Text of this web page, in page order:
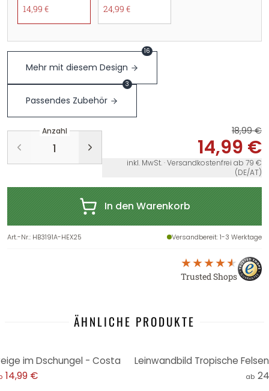
14,99 € 24,99 €
Mehr mit diesem Design
16
Passendes Zubehör
3
Anzahl 18,99 €
14,99 €
inkl. MwSt. · Versandkostenfrei ab 79 €
(DE/AT)
In den Warenkorb
Art.-Nr.: HB3191A-HEX25 Versandbereit: 1-3 Werktage
Trusted Shops
ÄHNLICHE PRODUKTE
im Dschungel - Costa
14,99 € ab